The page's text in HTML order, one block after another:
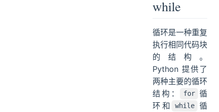
while
循环是一种重复
执行相同代码块
的结构。
Python 提供了
两种主要的循环
结构：
for 循
环和
while
循